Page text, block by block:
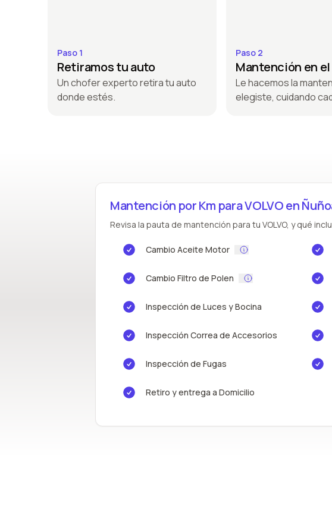
Paso 1
Retiramos tu auto
Un chofer experto retira tu auto
donde estés.
Paso 2
Mantención en
Le hacemos la
elegiste, cuidando
Mantención por Km para VOLVO en
Revisa la pauta de mantención para tu VOLVO, y qué
Cambio Aceite Motor
Cambio Filtro de Polen
Inspección de Luces y Bocina
Inspección Correa de Accesorios
Inspección de Fugas
Retiro y entrega a Domicilio